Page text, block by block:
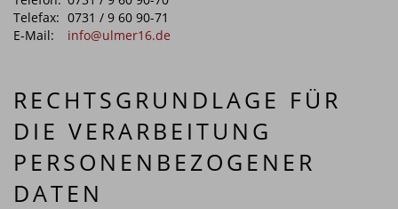
Telefax: 0731 / 9 60 90-71
E-Mail:
info@ulmer16.de
RECHTSGRUNDLAGE FÜR
DIE VERARBEITUNG
PERSONENBEZOGENER
DATEN